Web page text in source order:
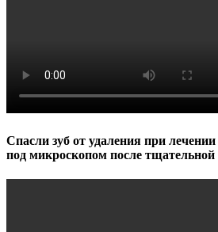
Спасли зуб от удаления при
под микроскопом после тщательной